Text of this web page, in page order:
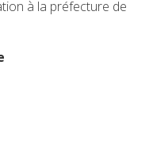
à la préfecture de